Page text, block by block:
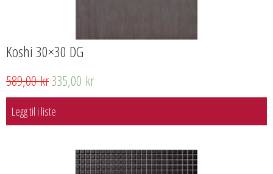
Koshi 30×30 DG
589,00kr335,00 kr
Legg til i liste